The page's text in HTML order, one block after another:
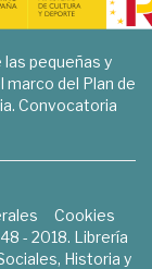
las pequeñas y
del Plan de
Convocatoria
Cookies
- 2018. Librería
Historia y